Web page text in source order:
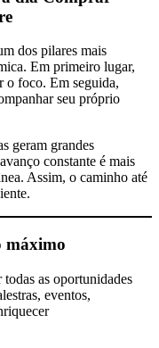
dos pilares mais
Em primeiro lugar,
o foco. Em seguida,
seu próprio
geram grandes
constante é mais
Assim, o caminho até
máximo
as oportunidades
eventos,